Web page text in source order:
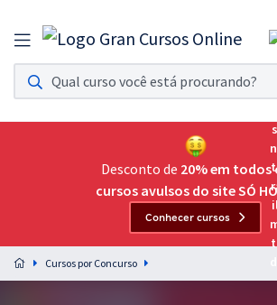
Assinatura Ilimitada 11
Acesso a todos os cursos. Teste grátis por 7 dias!
Assinatura OAB Até Passar
Acesso ilimitado a toda preparação para o Exame da
Preparação completa e intensiva para as principais
residências em saúde do Brasil
Desconto de 20% em todos
cursos avulsos do site SÓ
Conhecer cursos
Cursos por Concurso